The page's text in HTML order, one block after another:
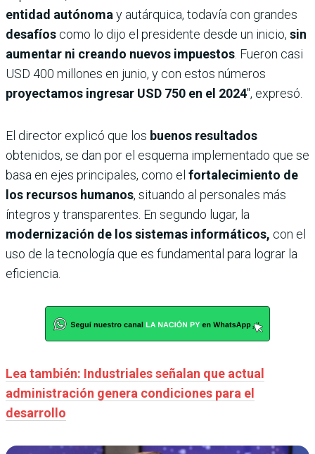
entidad autónoma y autárquica, todavía con grandes
desafíos como lo dijo el presidente desde un inicio, sin
aumentar ni creando nuevos impuestos . Fueron casi
USD 400 millones en junio, y con estos números
proyectamos ingresar USD 750 en el 2024″, expresó.
El director explicó que los buenos resultados
obtenidos, se dan por el esquema implementado que se
basa en ejes principales, como el fortalecimiento de
los recursos humanos, situando al personales más
íntegros y transparentes. En segundo lugar, la
modernización de los sistemas informáticos, con el
uso de la tecnología que es fundamental para lograr la
eficiencia.
Lea también: Industriales señalan que actual
administración genera condiciones para el
desarrollo